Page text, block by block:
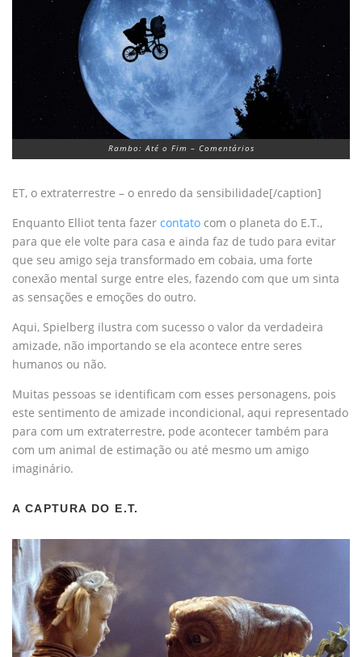
Rambo: Até o Fim – Comentários
ET, o extraterrestre – o enredo da sensibilidade[/caption]
Enquanto Elliot tenta fazer contato com o planeta do E.T.,
para que ele volte para casa e ainda faz de tudo para evitar
que seu amigo seja transformado em cobaia, uma forte
conexão mental surge entre eles, fazendo com que um sinta
as sensações e emoções do outro.
Aqui, Spielberg ilustra com sucesso o valor da verdadeira
amizade, não importando se ela acontece entre seres
humanos ou não.
Muitas pessoas se identificam com esses personagens, pois
este sentimento de amizade incondicional, aqui representado
para com um extraterrestre, pode acontecer também para
com um animal de estimação ou até mesmo um amigo
imaginário.
A CAPTURA DO E.T.